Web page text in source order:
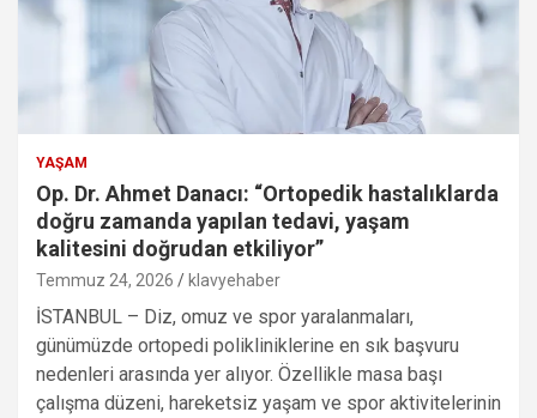
YAŞAM
Op. Dr. Ahmet Danacı: “Ortopedik hastalıklarda
doğru zamanda yapılan tedavi, yaşam
kalitesini doğrudan etkiliyor”
Temmuz 24, 2026 klavyehaber
İSTANBUL – Diz, omuz ve spor yaralanmaları,
günümüzde ortopedi polikliniklerine en sık başvuru
nedenleri arasında yer alıyor. Özellikle masa başı
çalışma düzeni, hareketsiz yaşam ve spor aktivitelerinin